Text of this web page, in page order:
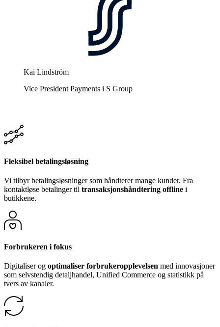
Kai Lindström
Vice President Payments i S Group
Fleksibel betalingsløsning
Vi tilbyr betalingsløsninger som håndterer mange kunder. Fra
kontaktløse betalinger til transaksjonshåndtering offline i
butikkene.
Forbrukeren i fokus
Digitaliser og optimaliser forbrukeropplevelsen med innovasjoner
som selvstendig detaljhandel, Unified Commerce og statistikk på
tvers av kanaler.